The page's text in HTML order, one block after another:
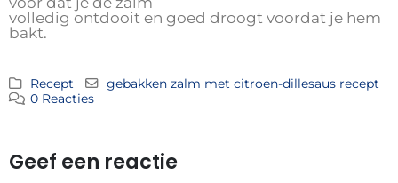
volledig ontdooit en goed droogt voordat je hem
bakt.
Recept
gebakken zalm met citroen-dillesaus recept
0 Reacties
Geef een reactie